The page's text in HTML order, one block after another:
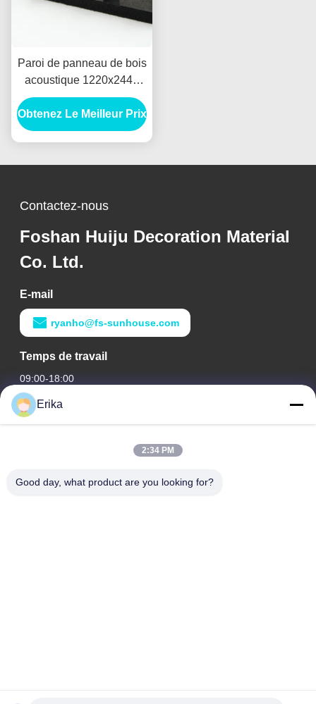
Paroi de panneau de bois
acoustique 1220x2440
mm MDF noir en fibre de
polyester
Obtenez Le Meilleur Prix
Contactez-nous
Foshan Huiju Decoration Material
Co. Ltd.
E-mail
ryanho@fs-sunhouse.com
Temps de travail
09:00-18:00
Notre adresse
Édifice international Weiye, n° 75 rue Lingnan, ville de Dali,
Erika
2:34 PM
Good day, what product are you looking for?